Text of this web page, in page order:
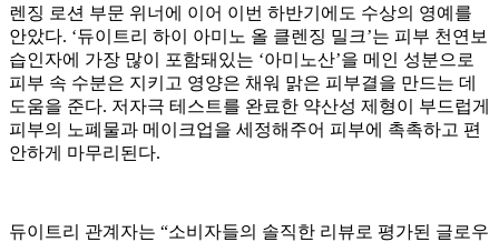
렌징 로션 부문 위너에 이어 이번 하반기에도 수상의 영예를
안았다. ‘듀이트리 하이 아미노 올 클렌징 밀크’는 피부 천연보
습인자에 가장 많이 포함돼있는 ‘아미노산’을 메인 성분으로
피부 속 수분은 지키고 영양은 채워 맑은 피부결을 만드는 데
도움을 준다. 저자극 테스트를 완료한 약산성 제형이 부드럽게
피부의 노폐물과 메이크업을 세정해주어 피부에 촉촉하고 편
안하게 마무리된다.
듀이트리 관계자는 “소비자들의 솔직한 리뷰로 평가된 글로우